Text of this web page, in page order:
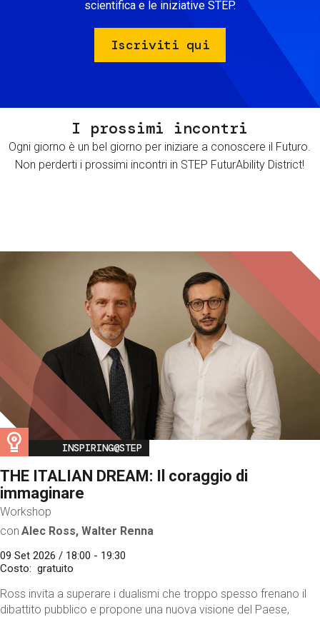
scientifica e le iniziative STEP.
Iscriviti qui
I prossimi incontri
Ogni giorno è un bel giorno per iniziare a conoscere il Futuro.
Non perderti i prossimi incontri in STEP FuturAbility District!
Image
INSPIRING@STEP
THE ITALIAN DREAM: Il coraggio di
immaginare
Workshop
con Alec Ross, Walter Renna
09 Set 2026 / 18:00 - 19:30
Costo
gratuito
Ross invita a superare i dualismi che troppo spesso frenano il
dibattito pubblico e propone una nuova visione del Paese,